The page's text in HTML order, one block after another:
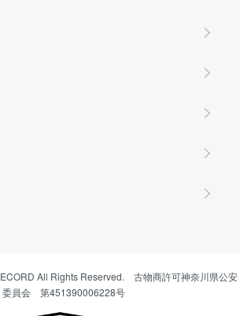
All Rights Reserved. 古物商許可神奈川県公安
委員会 第451390006228号